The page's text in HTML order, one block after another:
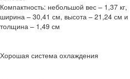
Компактность: небольшой вес – 1,37 кг,
ширина – 30,41 см, высота – 21,24 см и
толщина – 1,49 см
Хорошая система охлаждения